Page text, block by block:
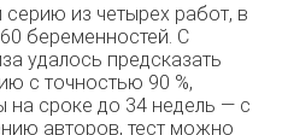
из четырех работ, в
беременностей. С
удалось предсказать
с точностью 90 %,
сроке до 34 недель — с
авторов, тест можно